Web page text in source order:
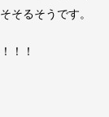
そるそうです。
！！